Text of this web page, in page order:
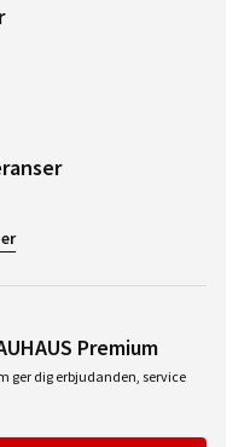
Premium
ger dig erbjudanden, service